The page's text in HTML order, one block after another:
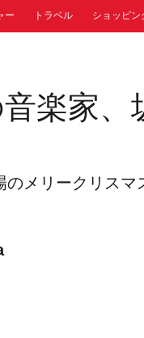
ー トラベル ショッピン
楽家、
のメリークリス